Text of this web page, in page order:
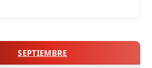
SEPTIEMBRE